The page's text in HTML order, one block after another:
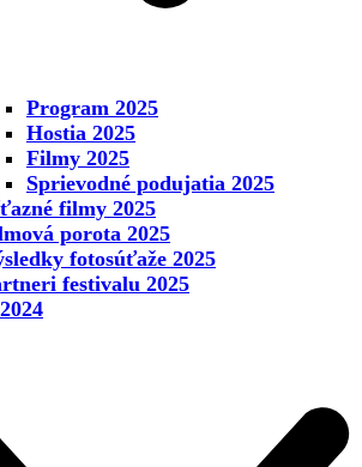
Program 2025
Hostia 2025
Filmy 2025
Sprievodné podujatia 2025
filmy 2025
porota 2025
fotosúťaže 2025
festivalu 2025